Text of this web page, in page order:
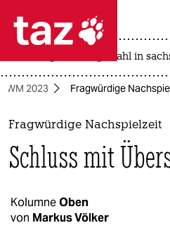
 taz zahl
taz zahl ich
themen
politik
gesellschaft
landtagswahl in
WM 2023 Fragwürdige
Fragwürdige Nachspielzeit
Schluss mit
KolumneOben
von Markus Völker